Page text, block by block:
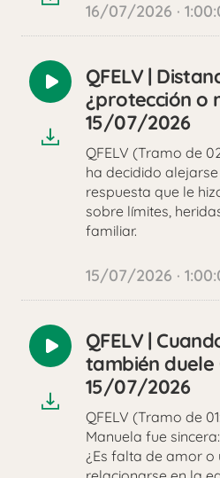
16/07/2026 ·
Reproducir
audio
QFELV |
¿protección o
15/07/2026
QFELV (Tramo de
ha decidido
respuesta que le
sobre límites,
familiar.
15/07/2026 ·
Reproducir
audio
QFELV |
también duele
15/07/2026
QFELV (Tramo de
Manuela fue
¿Es falta de amor